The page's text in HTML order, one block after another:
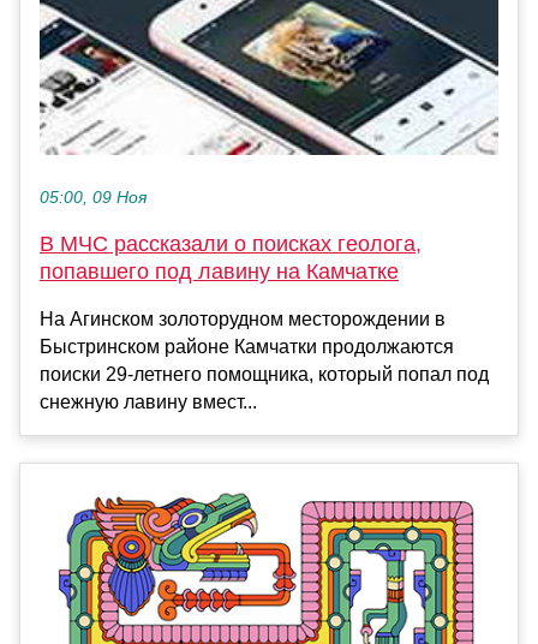
05:00, 09 Ноя
В МЧС рассказали о поисках геолога,
попавшего под лавину на Камчатке
На Агинском золоторудном месторождении в
Быстринском районе Камчатки продолжаются
поиски 29-летнего помощника, который попал под
снежную лавину вмест...